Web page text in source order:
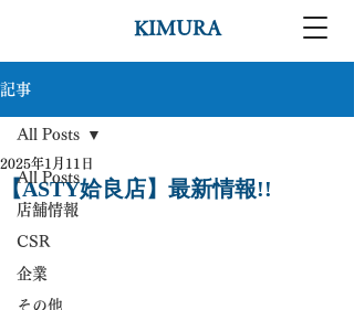
KIMURA
記事
All Posts
店舗情報
CSR
企業
その他
All Posts
【ASTY姶良店】最新情報!!
2025年1月11日